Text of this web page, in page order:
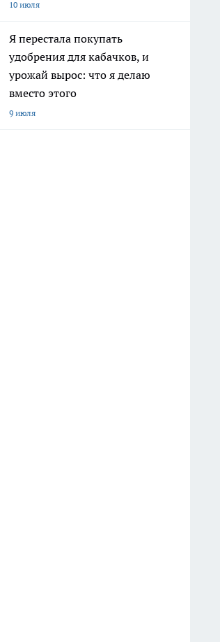
10 июля
Я перестала покупать
удобрения для кабачков, и
урожай вырос: что я делаю
вместо этого
9 июля